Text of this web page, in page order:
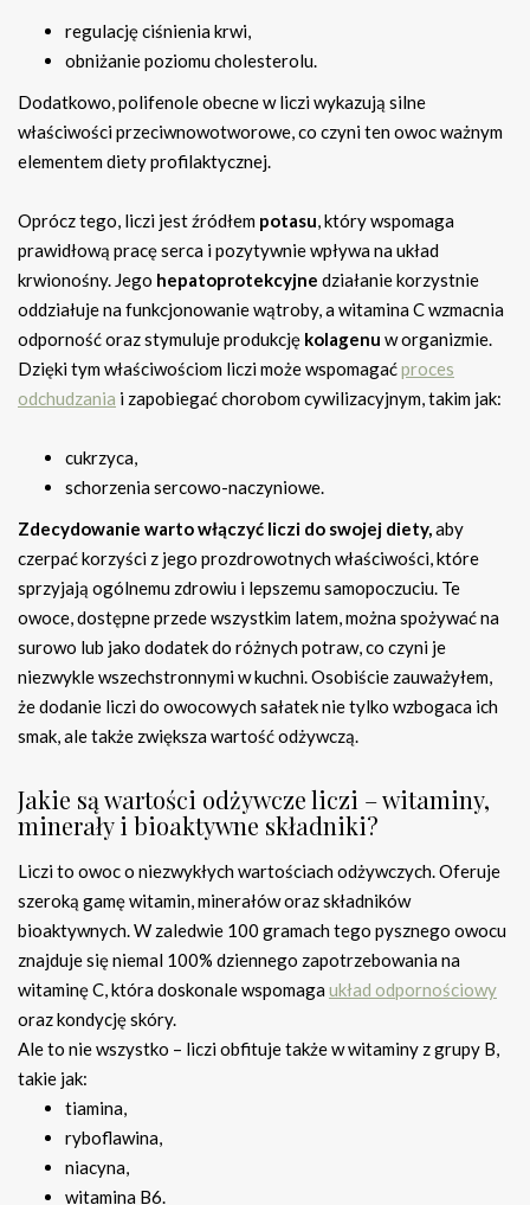
regulację ciśnienia krwi,
obniżanie poziomu cholesterolu.
Dodatkowo, polifenole obecne w liczi wykazują silne
właściwości przeciwnowotworowe, co czyni ten owoc ważnym
elementem diety profilaktycznej.
Oprócz tego, liczi jest źródłem potasu, który wspomaga
prawidłową pracę serca i pozytywnie wpływa na układ
krwionośny. Jego hepatoprotekcyjne działanie korzystnie
oddziałuje na funkcjonowanie wątroby, a witamina C wzmacnia
odporność oraz stymuluje produkcję kolagenu w organizmie.
Dzięki tym właściwościom liczi może wspomagaćproces
odchudzania i zapobiegać chorobom cywilizacyjnym, takim jak:
cukrzyca,
schorzenia sercowo-naczyniowe.
Zdecydowanie warto włączyć liczi do swojej diety,aby
czerpać korzyści z jego prozdrowotnych właściwości, które
sprzyjają ogólnemu zdrowiu i lepszemu samopoczuciu. Te
owoce, dostępne przede wszystkim latem, można spożywać na
surowo lub jako dodatek do różnych potraw, co czyni je
niezwykle wszechstronnymi w kuchni. Osobiście zauważyłem,
że dodanie liczi do owocowych sałatek nie tylko wzbogaca ich
smak, ale także zwiększa wartość odżywczą.
Jakie są wartości odżywcze liczi – witaminy,
minerały i bioaktywne składniki?
Liczi to owoc o niezwykłych wartościach odżywczych. Oferuje
szeroką gamę witamin, minerałów oraz składników
bioaktywnych. W zaledwie 100 gramach tego pysznego owocu
znajduje się niemal 100% dziennego zapotrzebowania na
witaminę C, która doskonale wspomagaukład odpornościowy
oraz kondycję skóry.
Ale to nie wszystko – liczi obfituje także w witaminy z grupy B,
takie jak:
tiamina,
ryboflawina,
niacyna,
witamina B6.